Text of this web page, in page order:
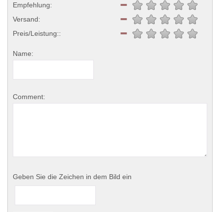
Empfehlung:
Versand:
Preis/Leistung::
Name:
Comment:
Geben Sie die Zeichen in dem Bild ein